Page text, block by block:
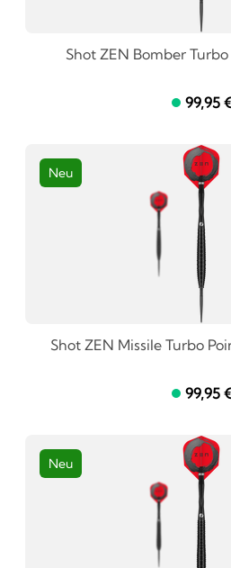
Shot ZEN Bomber
99,95 €
Neu
Shot ZEN Missile Turbo
99,95 €
Neu